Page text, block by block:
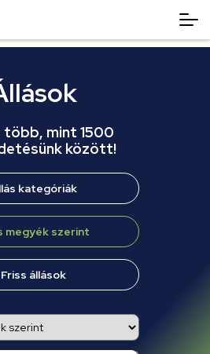
több, mint 1500
között!
kategóriák
megyék szerint
Friss állások